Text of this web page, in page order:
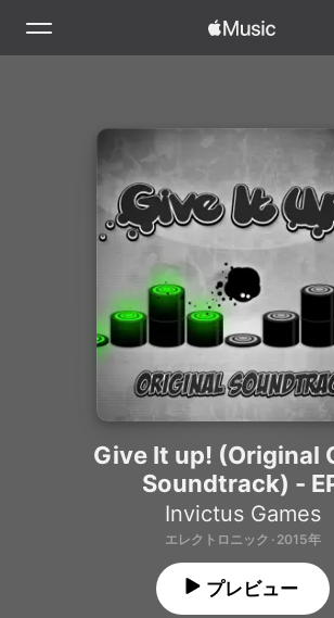
新着おすすめ
Apple Musicをインストール
Give It up! (Original
Soundtrack) -
Invictus Games
エレクトロニック · 2015年
プレビュー